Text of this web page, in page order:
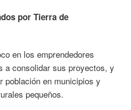
por Tierra de
en los emprendedores
a consolidar sus proyectos, y
población en municipios y
pequeños.